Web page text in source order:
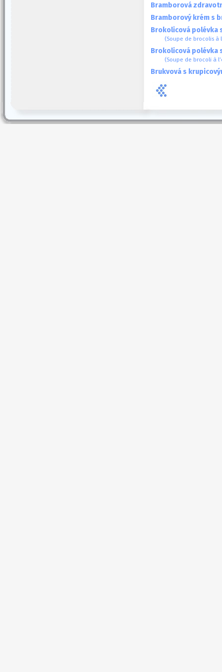
Bramborová
Bramborový krém s
Brokolicová polévka
(Soupe de brocolis
Brokolicová polévka
(Soupe de brocoli à
Brukvová s